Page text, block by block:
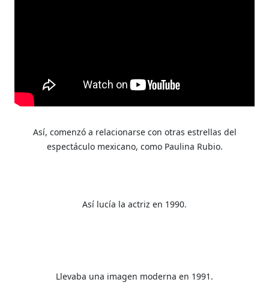
Así, comenzó a relacionarse con otras estrellas del
espectáculo mexicano, como Paulina Rubio.
Así lucía la actriz en 1990.
Llevaba una imagen moderna en 1991.